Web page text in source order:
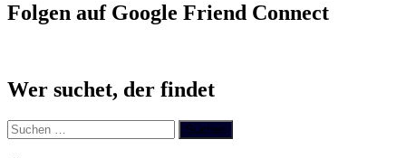
Folgen auf Google Friend Connect
Wer suchet, der findet
Suchen
nach: